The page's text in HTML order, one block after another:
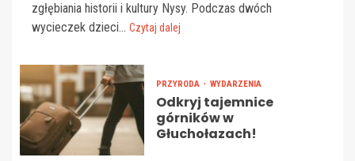
zgłębiania historii i kultury Nysy. Podczas dwóch
wycieczek dzieci... Czytaj dalej
PRZYRODA WYDARZENIA
Odkryj tajemnice
górników w
Głuchołazach!